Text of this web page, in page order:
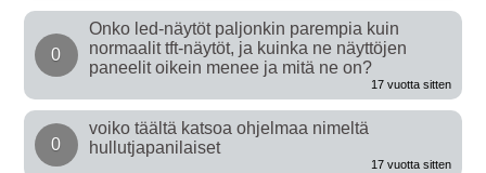
0
Onko led-näytöt paljonkin parempia kuin
normaalit tft-näytöt, ja kuinka ne näyttöjen
paneelit oikein menee ja mitä ne on?
17 vuotta sitten
0
voiko täältä katsoa ohjelmaa nimeltä
hullutjapanilaiset
17 vuotta sitten